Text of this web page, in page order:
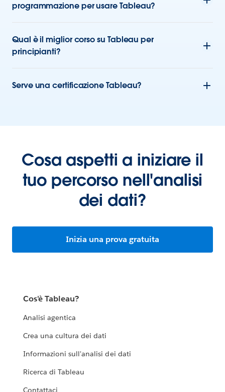
programmazione per usare Tableau?
Qual è il miglior corso su Tableau per
principianti?
Serve una certificazione Tableau?
Cosa aspetti a iniziare il
tuo percorso nell'analisi
dei dati?
Inizia una prova gratuita
Cos'è Tableau?
Analisi agentica
Crea una cultura dei dati
Informazioni sull'analisi dei dati
Ricerca di Tableau
Contattaci